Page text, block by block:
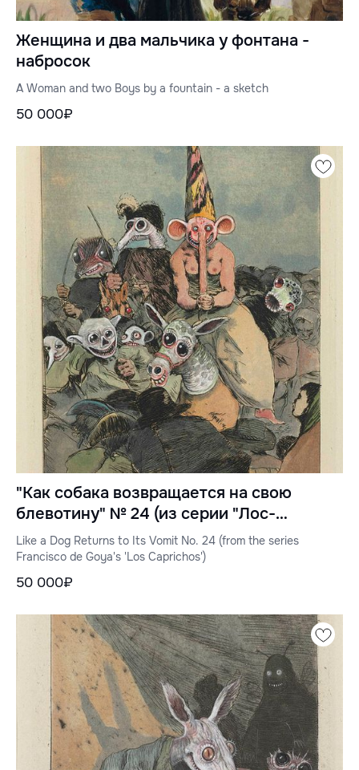
Женщина и два мальчика у фонтана -
набросок
A Woman and two Boys by a fountain - a sketch
50 000₽
"Как собака возвращается на свою
блевотину" № 24 (из серии "Лос-
Капричос" Франсиско де Гойи)
Like a Dog Returns to Its Vomit No. 24 (from the series
Francisco de Goya's 'Los Caprichos')
50 000₽